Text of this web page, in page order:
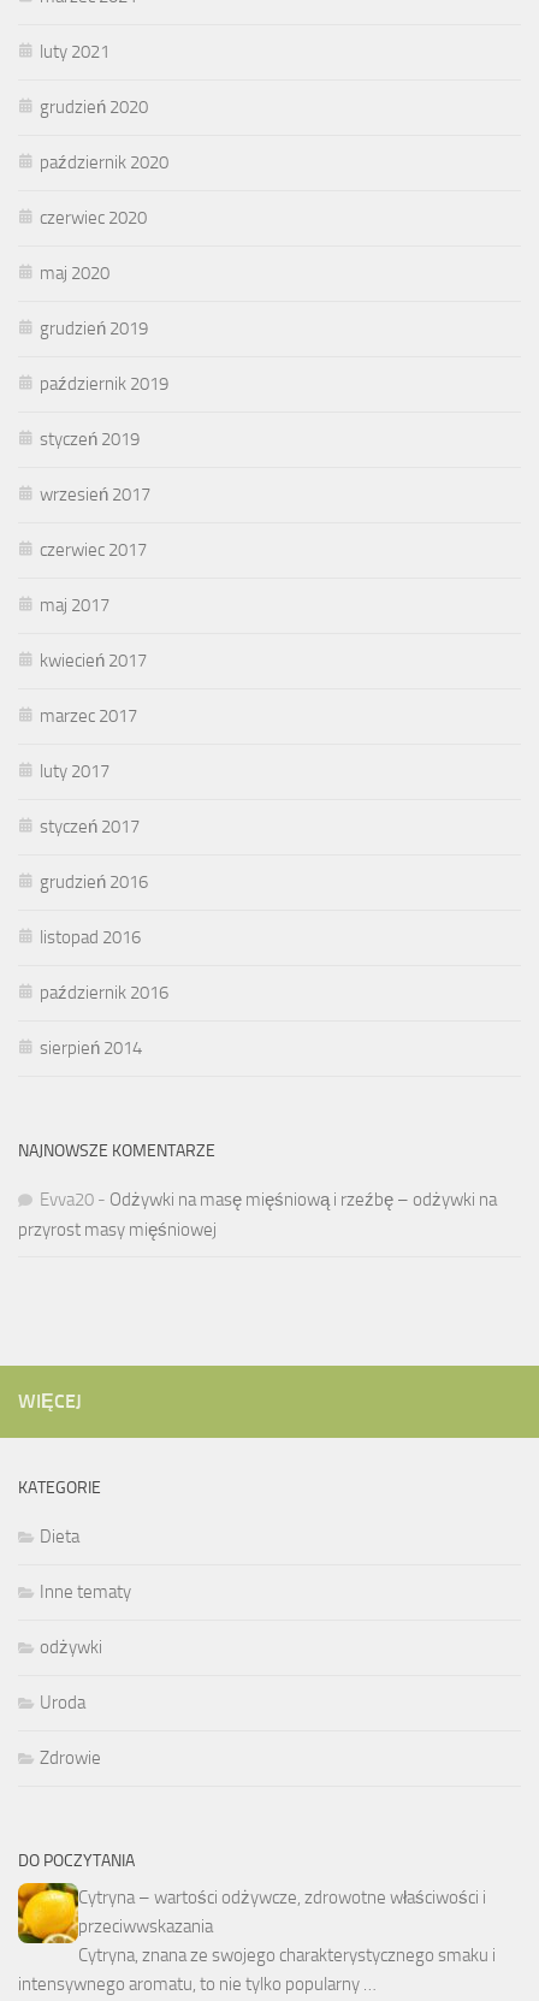
luty 2021
grudzień 2020
październik 2020
czerwiec 2020
maj 2020
grudzień 2019
październik 2019
styczeń 2019
wrzesień 2017
czerwiec 2017
maj 2017
kwiecień 2017
marzec 2017
luty 2017
styczeń 2017
grudzień 2016
listopad 2016
październik 2016
sierpień 2014
NAJNOWSZE KOMENTARZE
Evva20 - Odżywki na masę mięśniową i rzeźbę – odżywki na
przyrost masy mięśniowej
WIĘCEJ
KATEGORIE
Dieta
Inne tematy
odżywki
Uroda
Zdrowie
DO POCZYTANIA
Cytryna – wartości odżywcze, zdrowotne właściwości i
przeciwwskazania
Cytryna, znana ze swojego charakterystycznego smaku i
intensywnego aromatu, to nie tylko popularny …